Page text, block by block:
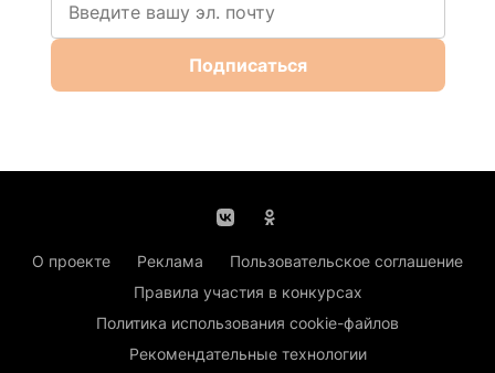
Подписаться
О проекте Реклама
Пользовательское соглашение
Правила участия в конкурсах
Политика использования cookie-файлов
Рекомендательные технологии